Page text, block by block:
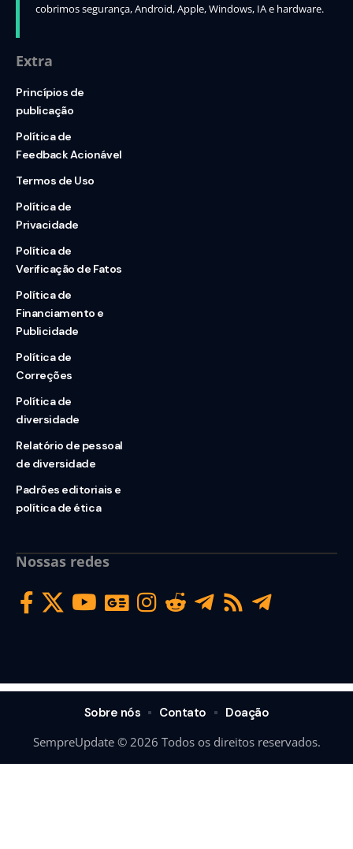
cobrimos segurança, Android, Apple, Windows, IA e hardware.
Extra
Princípios de
publicação
Política de
Feedback Acionável
Termos de Uso
Política de
Privacidade
Política de
Verificação de Fatos
Política de
Financiamento e
Publicidade
Política de
Correções
Política de
diversidade
Relatório de pessoal
de diversidade
Padrões editoriais e
política de ética
Nossas redes
SempreUpdate © 2026 Todos os direitos reservados.
Sobre nós Contato Doação